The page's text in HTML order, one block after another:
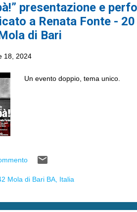
presentazione e
a Renata Fonte -
di Bari
18, 2024
Un evento doppio, tema unico.
Mola di Bari BA, Italia